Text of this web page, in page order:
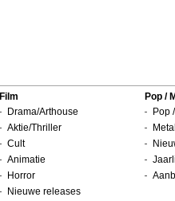
Film
Drama/Arthouse
Aktie/Thriller
Cult
Animatie
Horror
Nieuwe releases
Pop /
Pop